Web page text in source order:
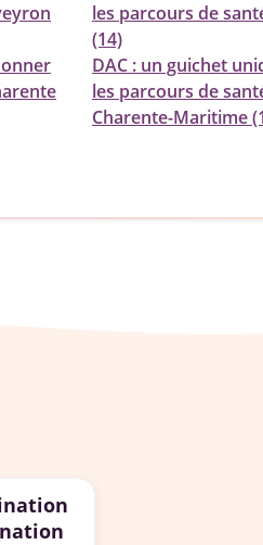
les parcours de
(14)
DAC : un guichet
les parcours de
Charente-Maritime